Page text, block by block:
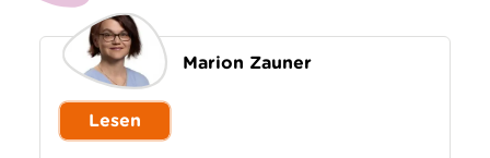
Marion Zauner
Lesen